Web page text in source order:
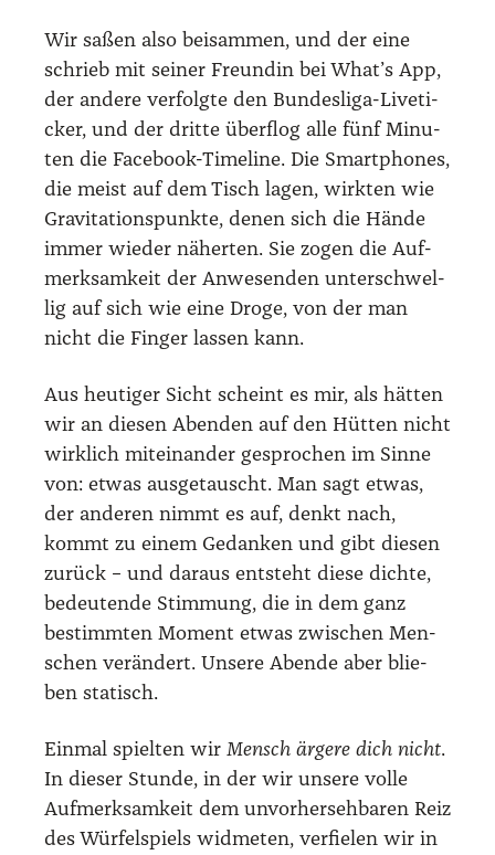
Wir saßen also bei­sam­men, und der eine
schrieb mit sei­ner Freun­din bei What’s App,
der ande­re ver­folg­te den Bun­des­li­ga-Live­ti­
cker, und der drit­te über­flog alle fünf Minu­
ten die Face­book-Time­line. Die Smart­phones,
die meist auf dem Tisch lagen, wirk­ten wie
Gra­vi­ta­ti­ons­punk­te, denen sich die Hän­de
immer wie­der näher­ten. Sie zogen die Auf­
merk­sam­keit der Anwe­sen­den unter­schwel­
lig auf sich wie eine Dro­ge, von der man
nicht die Fin­ger las­sen kann.
Aus heu­ti­ger Sicht scheint es mir, als hät­ten
wir an die­sen Aben­den auf den Hüt­ten nicht
wirk­lich mit­ein­an­der gespro­chen im Sin­ne
von: etwas aus­ge­tauscht. Man sagt etwas,
der ande­ren nimmt es auf, denkt nach,
kommt zu einem Gedan­ken und gibt die­sen
zurück – und dar­aus ent­steht die­se dich­te,
bedeu­ten­de Stim­mung, die in dem ganz
bestimm­ten Moment etwas zwi­schen Men­
schen ver­än­dert. Unse­re Aben­de aber blie­
ben sta­tisch.
Ein­mal spiel­ten wir Mensch ärge­re dich nicht.
In die­ser Stun­de, in der wir unse­re vol­le
Auf­merk­sam­keit dem unvor­her­seh­ba­ren Reiz
des Wür­fel­spiels wid­me­ten, ver­fie­len wir in